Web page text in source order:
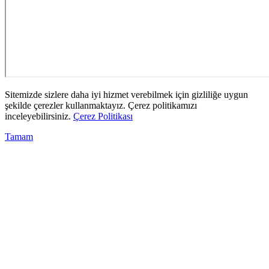
Sitemizde sizlere daha iyi hizmet verebilmek için gizliliğe uygun
şekilde çerezler kullanmaktayız. Çerez politikamızı
inceleyebilirsiniz. Çerez Politikası
Tamam